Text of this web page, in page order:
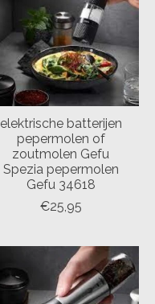
elektrische batterijen
pepermolen of
zoutmolen Gefu
Spezia pepermolen
Gefu 34618
€25,95